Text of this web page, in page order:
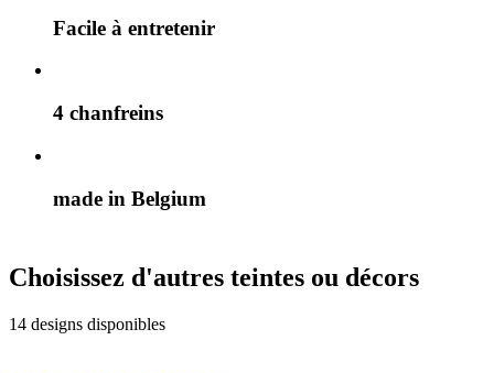
Facile à entretenir
4 chanfreins
made in Belgium
Choisissez d'autres teintes ou décors
14 designs disponibles